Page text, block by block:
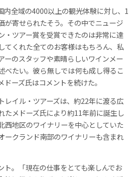
内全域の4000以上の観光体験に対し、1
が寄せられたそう。その中でニュージ
・ツアー賞を受賞できたのは非常に達
てくれた全てのお客様はもちろん、私
ーのスタッフや素晴らしいワインメー
べたい。彼ら無しでは何も成し得るこ
ーズ氏はコメントを続けた。
レイル・ツアーズは、約22年に渡る広
たメドーズ氏により約11年前に誕生し
西地区のワイナリーを中心としていた
ークランド南部のワイナリーも含まれ
ト。「現在の仕事をとても楽しんでお